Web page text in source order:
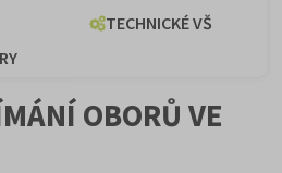
TECHNICKÉ VŠ
OBORŮ VE